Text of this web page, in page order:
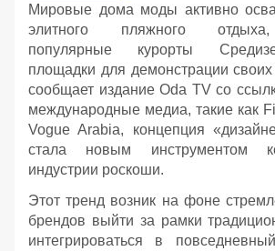
Мировые дома моды активно
элитного пляжного
популярные курорты
площадки для демонстрации своих
сообщает издание Oda TV со
международные медиа, такие как
Vogue Arabia, концепция
стала новым инструментом
индустрии роскоши.
Этот тренд возник на фоне
брендов выйти за рамки
интегрироваться в